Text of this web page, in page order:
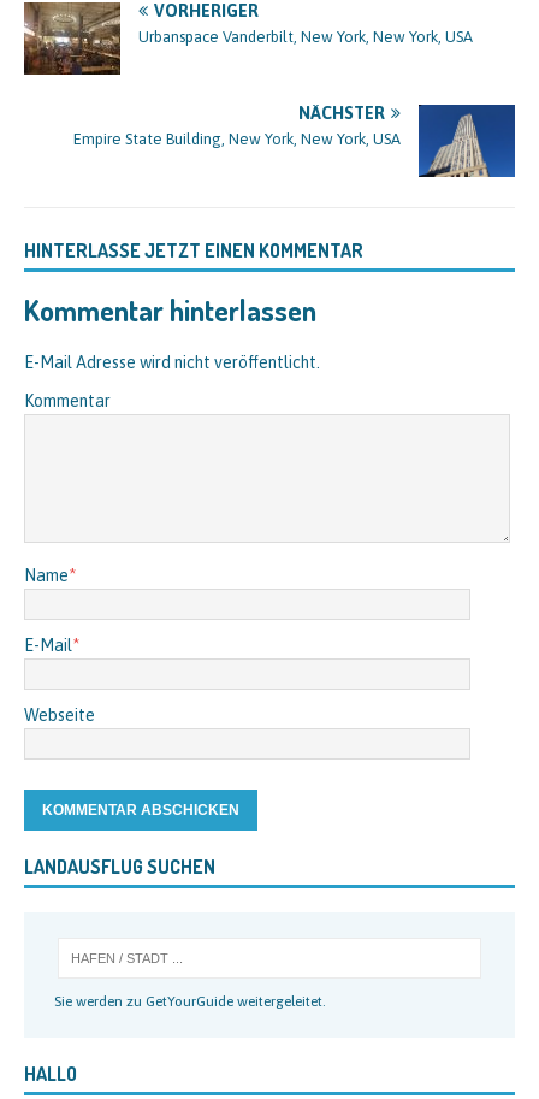
VORHERIGER
Urbanspace Vanderbilt, New York, New York, USA
NÄCHSTER
Empire State Building, New York, New York, USA
HINTERLASSE JETZT EINEN KOMMENTAR
Kommentar hinterlassen
E-Mail Adresse wird nicht veröffentlicht.
Kommentar
Name*
E-Mail*
Webseite
LANDAUSFLUG SUCHEN
Sie werden zu GetYourGuide weitergeleitet.
HALLO